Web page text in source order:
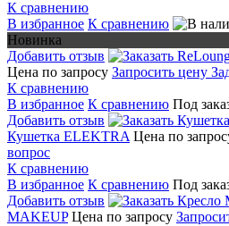
К сравнению
В избранное К сравнению
Новинка
Добавить отзыв
Цена по запросу Запросить цену
К сравнению
В избранное К сравнению Под
Добавить отзыв
Кушетка ELEKTRA Цена по
вопрос
К сравнению
В избранное К сравнению Под
Добавить отзыв
MAKEUP Цена по запросу